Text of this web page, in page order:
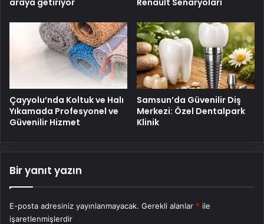
Çayyolu’nda Koltuk ve Halı
Yıkamada Profesyonel ve
Güvenilir Hizmet
Samsun’da Güvenilir Diş
Merkezi: Özel Dentalpark
Klinik
Bir yanıt yazın
E-posta adresiniz yayınlanmayacak. Gerekli alanlar * ile
işaretlenmişlerdir